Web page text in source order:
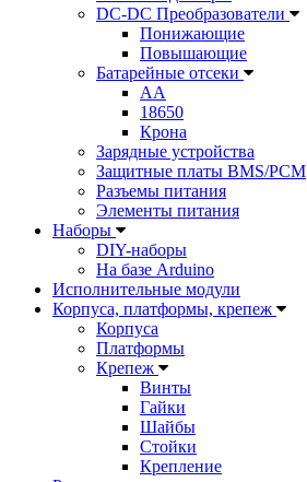
DC-DC Преобразователи
Понижающие
Повышающие
Батарейные отсеки
AA
18650
Крона
Зарядные устройства
Защитные платы BMS/PCM
Разъемы питания
Элементы питания
Наборы
DIY-наборы
На базе Arduino
Исполнительные модули
Корпуса, платформы, крепеж
Корпуса
Платформы
Крепеж
Винты
Гайки
Шайбы
Стойки
Крепление